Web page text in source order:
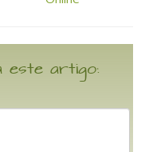
este artigo: